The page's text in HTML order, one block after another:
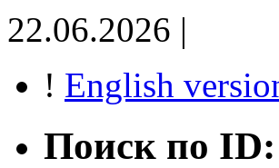
22.06.2026 |
! English
Поиск по ID: